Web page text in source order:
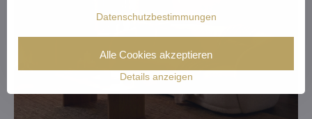
Datenschutzbestimmungen
Details anzeigen
Alle Cookies akzeptieren